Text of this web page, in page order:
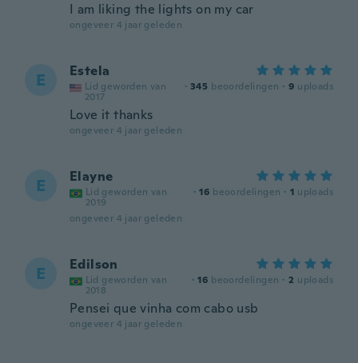
I am liking the lights on my car
ongeveer 4 jaar geleden
E Estela
Lid geworden van
2017
· 345 beoordelingen · 9 uploads
Love it thanks
ongeveer 4 jaar geleden
E Elayne
Lid geworden van
2019
· 16 beoordelingen · 1 uploads
ongeveer 4 jaar geleden
E Edilson
Lid geworden van
2018
· 16 beoordelingen · 2 uploads
Pensei que vinha com cabo usb
ongeveer 4 jaar geleden